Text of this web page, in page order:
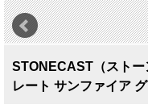
STONECAST（ストー
レート サンファイア